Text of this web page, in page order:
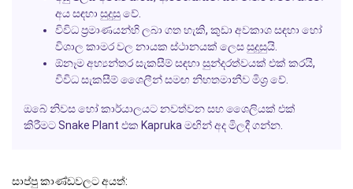
අය සඳහා සුදුසු වේ.
විවිධ ප්‍රමාණයන්හි ලබා ගත හැකි, කුඩා අවකාශ සඳහා හෝ
විශාල කාමර වල නායක ස්ථානයක් ලෙස සුදුසුයි.
ඕනෑම අභ්‍යන්තර සැකසීම් සඳහා සුන්දරත්වයක් එක් කරයි,
විවිධ සැකසීම් ශෛලීන් සමඟ නිහතමානීව මිශ්‍ර වේ.
ඔබේ නිවස හෝ කාර්යාලයට නවත්වන සහ ශෛලියක් එක්
කිරීමටSnake Plant එක Kapruka මඟින් අද මිලදී ගන්න.
සාප්පු කාණ්ඩවලට අයත්: